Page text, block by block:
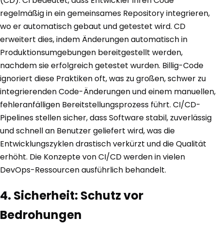
regelmäßig in ein gemeinsames Repository integrieren,
wo er automatisch gebaut und getestet wird. CD
erweitert dies, indem Änderungen automatisch in
Produktionsumgebungen bereitgestellt werden,
nachdem sie erfolgreich getestet wurden. Billig-Code
ignoriert diese Praktiken oft, was zu großen, schwer zu
integrierenden Code-Änderungen und einem manuellen,
fehleranfälligen Bereitstellungsprozess führt. CI/CD-
Pipelines stellen sicher, dass Software stabil, zuverlässig
und schnell an Benutzer geliefert wird, was die
Entwicklungszyklen drastisch verkürzt und die Qualität
erhöht. Die Konzepte von CI/CD werden in vielen
DevOps-Ressourcen ausführlich behandelt.
4. Sicherheit: Schutz vor
Bedrohungen